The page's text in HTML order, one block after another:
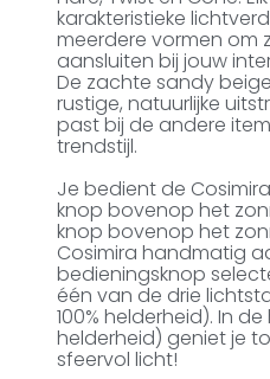
karakteristieke
meerdere vormen om
aansluiten bij jouw
De zachte sandy
rustige, natuurlijke
past bij de andere
trendstijl.
Je bedient de
knop bovenop het
knop bovenop het
Cosimira handmatig
bedieningsknop
één van de drie
100% helderheid). In
helderheid) geniet je
sfeervol licht!